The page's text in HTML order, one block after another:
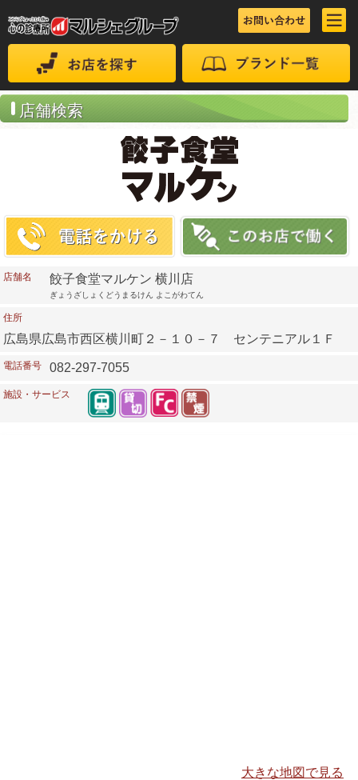
店舗検索
店舗名 餃子食堂マルケン 横川店
ぎょうざしょくどうまるけん よこがわてん
住所
広島県広島市西区横川町２－１０－７ センテニアル１Ｆ
電話番号 082-297-7055
施設・サービス
大きな地図で見る